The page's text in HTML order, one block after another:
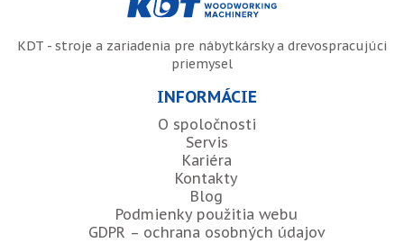
KDT - stroje a zariadenia pre nábytkársky a drevospracujúci
priemysel
INFORMÁCIE
O spoločnosti
Servis
Kariéra
Kontakty
Blog
Podmienky použitia webu
GDPR – ochrana osobných údajov